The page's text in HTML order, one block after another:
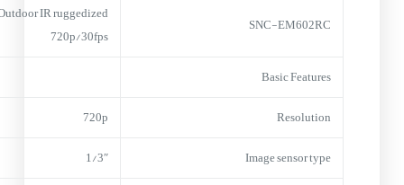
SNC-EM602RC
IR ruggedized
720p/30fps
Basic Features
Resolution
720p
Image sensor type
1/3″